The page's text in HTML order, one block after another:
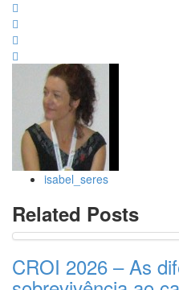
isabel_seres
Related Posts
CROI 2026 – As